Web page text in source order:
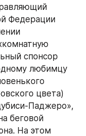
Федерации
спонсор
любимцу
цвета)
Паджеро»,
беговой
На этом